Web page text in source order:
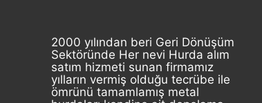
2000 yılından beri Geri Dönüşüm
Sektöründe Her nevi Hurda alım
satım hizmeti sunan firmamız
yılların vermiş olduğu tecrübe ile
ömrünü tamamlamış metal